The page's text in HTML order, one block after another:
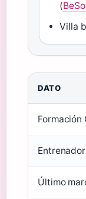
(
Villa
DATO
Formación
Último